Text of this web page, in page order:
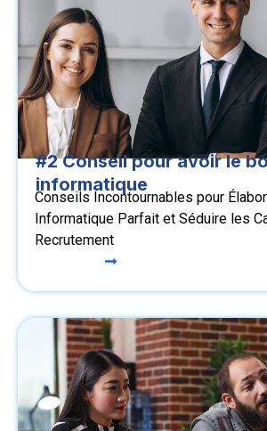
#2 Conseil pour avoir le
informatique
Conseils Incontournables pour
Informatique Parfait et Séduire les
Recrutement